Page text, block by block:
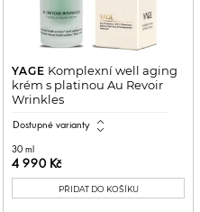
YAGE Komplexní well aging
krém s platinou Au Revoir
Wrinkles
Dostupné varianty expand_all
30 ml
4 990 Kč
PŘIDAT DO KOŠÍKU